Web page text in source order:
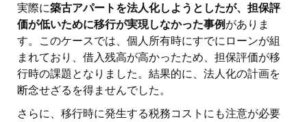
実際に築古アパートを法人化しようとしたが、担保評
価が低いために移行が実現しなかった事例 がありま
す。このケースでは、個人所有時にすでにローンが組
まれており、借入残高が高かったため、担保評価が移
行時の課題となりました。結果的に、法人化の計画を
断念せざるを得ませんでした。
さらに、移行時に発生する税務コストにも注意が必要